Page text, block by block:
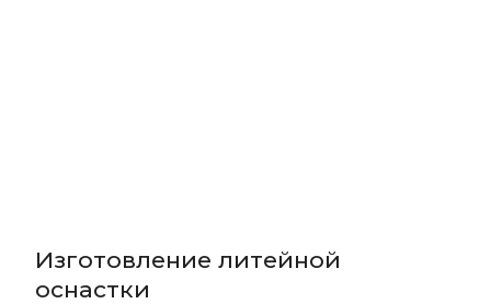
Изготовление литейной
оснастки